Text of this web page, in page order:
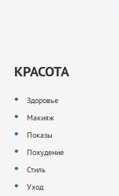
КРАСОТА
Здоровье
Макияж
Показы
Похудение
Стиль
Уход